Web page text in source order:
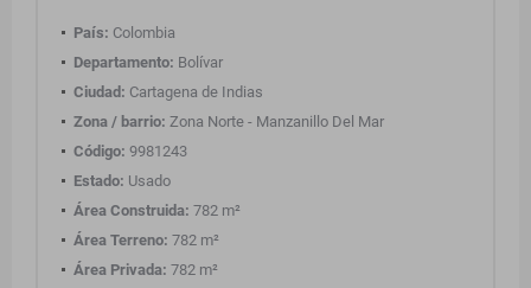
País: Colombia
Departamento: Bolívar
Ciudad: Cartagena de Indias
Zona / barrio: Zona Norte - Manzanillo Del Mar
Código: 9981243
Estado: Usado
Área Construida: 782 m²
Área Terreno: 782 m²
Área Privada: 782 m²